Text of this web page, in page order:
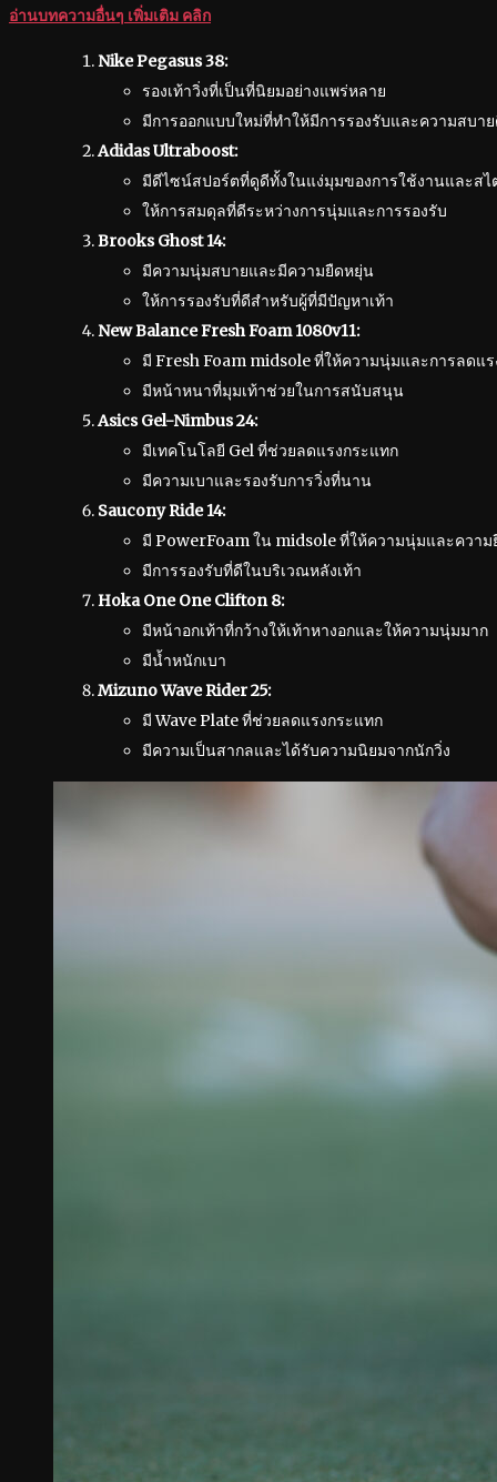
อ่านบทความอื่นๆ เพิ่มเติม คลิก
Nike Pegasus 38:
รองเท้าวิ่งที่เป็นที่นิยมอย่างแพร่หลาย
มีการออกแบบใหม่ที่ทำให้มีการรองรับและความสบา
Adidas Ultraboost:
มีดีไซน์สปอร์ตที่ดูดีทั้งในแง่มุมของการใช้งานและสไ
ให้การสมดุลที่ดีระหว่างการนุ่มและการรองรับ
Brooks Ghost 14:
มีความนุ่มสบายและมีความยืดหยุ่น
ให้การรองรับที่ดีสำหรับผู้ที่มีปัญหาเท้า
New Balance Fresh Foam 1080v11:
มี Fresh Foam midsole ที่ให้ความนุ่มและการลดแร
มีหน้าหนาที่มุมเท้าช่วยในการสนับสนุน
Asics Gel-Nimbus 24:
มีเทคโนโลยี Gel ที่ช่วยลดแรงกระแทก
มีความเบาและรองรับการวิ่งที่นาน
Saucony Ride 14:
มี PowerFoam ใน midsole ที่ให้ความนุ่มและควา
มีการรองรับที่ดีในบริเวณหลังเท้า
Hoka One One Clifton 8:
มีหน้าอกเท้าที่กว้างให้เท้าหางอกและให้ความนุ่มมาก
มีน้ำหนักเบา
Mizuno Wave Rider 25:
มี Wave Plate ที่ช่วยลดแรงกระแทก
มีความเป็นสากลและได้รับความนิยมจากนักวิ่ง